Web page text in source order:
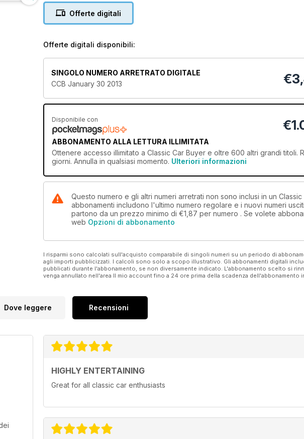
Offerte digitali
Offerte digitali disponibili:
SINGOLO NUMERO ARRETRATO DIGITALE
CCB January 30 2013
€
Disponibile con
ABBONAMENTO ALLA LETTURA ILLIMITATA
Ottenere accesso illimitato a Classic Car Buyer e oltre 600 altri grandi titoli.
giorni. Annulla in qualsiasi momento. Ulteriori informazioni
Questo numero e gli altri numeri arretrati non sono inclusi in un
abbonamenti includono l'ultimo numero regolare e i nuovi numeri
partono da un prezzo minimo di €1,87 per numero . Se volete
web Opzioni di abbonamento
I risparmi sono calcolati sull'acquisto comparabile di singoli numeri su un periodo di
agli importi pubblicizzati. I calcoli sono solo a scopo illustrativo. Gli abbonamenti digitali
pubblicati durante l'abbonamento, se non diversamente indicato. L'abbonamento scelto si
venga annullato nell'area Il mio account fino a 24 ore prima della scadenza dell'abbonamento
Dove leggere Recensioni
HIGHLY ENTERTAINING
Great for all classic car enthusiasts